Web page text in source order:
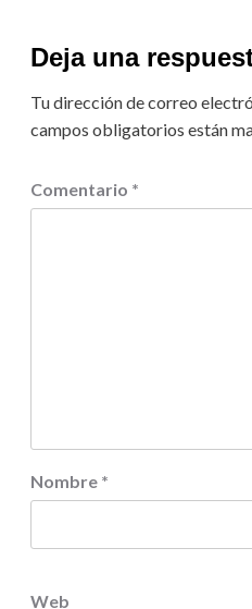
Deja una
Tu dirección de correo
campos obligatorios están
Comentario *
Nombre *
Web